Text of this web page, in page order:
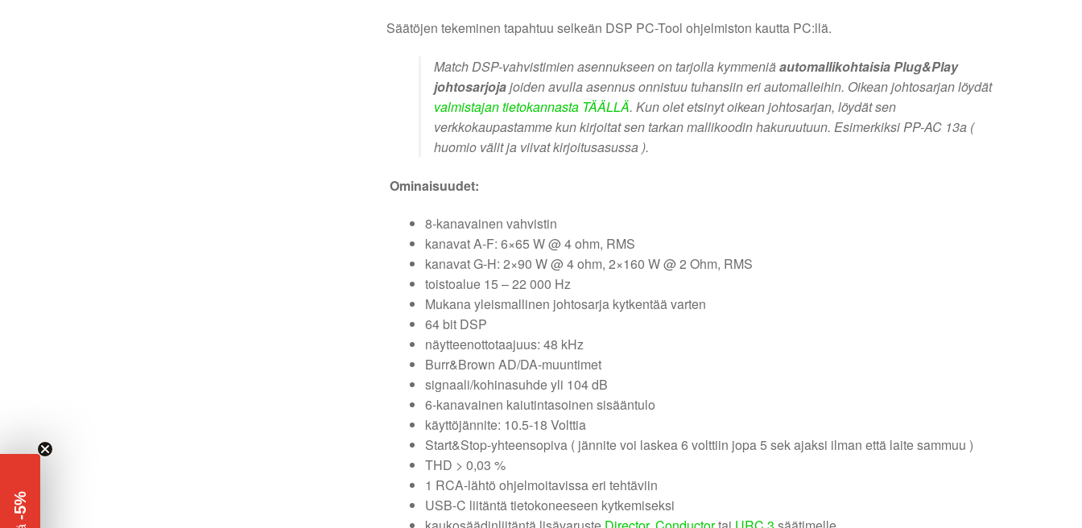
Säätöjen tekeminen tapahtuu selkeän DSP PC-Tool ohjelmiston kautta PC:llä.
Match DSP-vahvistimien asennukseen on tarjolla kymmeniäautomallikohtaisia Plug&Play
johtosarjojajoiden avulla asennus onnistuu tuhansiin eri automalleihin. Oikean johtosarjan löydät
valmistajan tietokannasta TÄÄLLÄ. Kun olet etsinyt oikean johtosarjan, löydät sen
verkkokaupastamme kun kirjoitat sen tarkan mallikoodin hakuruutuun. Esimerkiksi PP-AC 13a (
huomio välit ja viivat kirjoitusasussa ).
Ominaisuudet:
8-kanavainen vahvistin
kanavat A-F: 6×65 W @ 4 ohm, RMS
kanavat G-H: 2×90 W @ 4 ohm, 2×160 W @ 2 Ohm, RMS
toistoalue 15 – 22 000 Hz
Mukana yleismallinen johtosarja kytkentää varten
64 bit DSP
näytteenottotaajuus: 48 kHz
Burr&Brown AD/DA-muuntimet
signaali/kohinasuhde yli 104 dB
6-kanavainen kaiutintasoinen sisääntulo
käyttöjännite: 10.5-18 Volttia
Start&Stop-yhteensopiva ( jännite voi laskea 6 volttiin jopa 5 sek ajaksi ilman että laite sammuu )
THD > 0,03 %
1 RCA-lähtö ohjelmoitavissa eri tehtäviin
USB-C liitäntä tietokoneeseen kytkemiseksi
-5%